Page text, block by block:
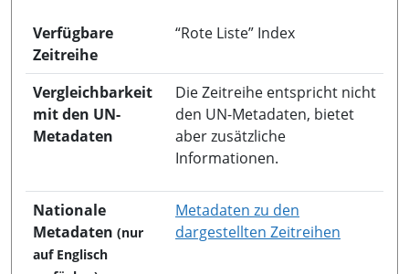
Verfügbare
Zeitreihe
“Rote Liste” Index
Vergleichbarkeit
mit den UN-
Metadaten
Die Zeitreihe entspricht nicht
den UN-Metadaten, bietet
aber zusätzliche
Informationen.
Nationale
Metadaten (nur
auf Englisch
Metadaten zu den
dargestellten Zeitreihen